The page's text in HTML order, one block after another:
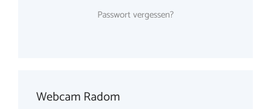
Passwort vergessen?
Webcam Radom